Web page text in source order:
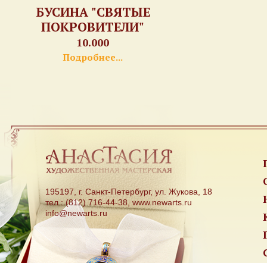
БУСИНА "СВЯТЫЕ
ПОКРОВИТЕЛИ"
10.000
Подробнее...
195197, г. Санкт-Петербург, ул. Жукова, 18
тел.: (812) 716-44-38, www.newarts.ru
info@newarts.ru